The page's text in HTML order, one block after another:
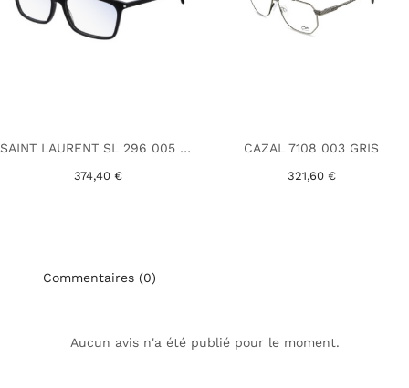
SAINT LAURENT SL 296 005 NOIR
374,40 €
CAZAL 7108 003 GRIS
321,60 €
Commentaires (0)
Aucun avis n'a été publié pour le moment.